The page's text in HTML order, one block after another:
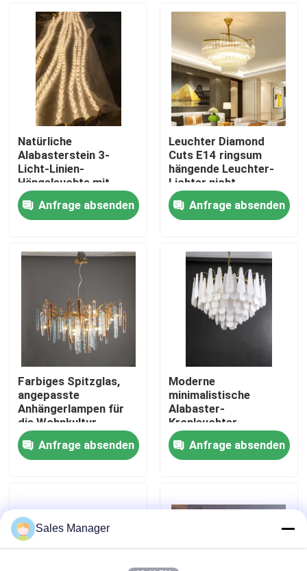
Zu Hause
Produkte
Über uns
Werksbesichtigung
Qualitätskontrolle
Kontakt mit uns
Bitte um ein Angebot
Maßgeschneiderte Kronleuchter
Natürliche
Alabasterstein 3-
Licht-Linien-
Hängeleuchte mit
Antike Messing Finish
für Esstisch
Anfrage absenden
Leuchter Diamond
Cuts E14 ringsum
hängende Leuchter-
Lichter nicht
rostendes 100lm/W
Anfrage absenden
Farbiges Spitzglas,
angepasste
Anhängerlampen für
die Wohnkultur
Anfrage absenden
Moderne
minimalistische
Alabaster-
Kronleuchter
Wohnzimmer-
Kronleuchter Licht
Luxus-Villa Esszimmer
Anhängerlampe
Anfrage absenden
Sales Manager